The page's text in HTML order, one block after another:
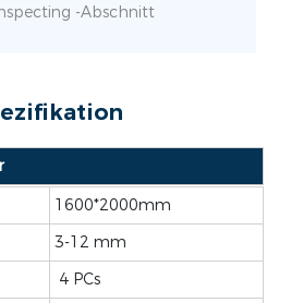
-Abschnitt
1600*2000mm
3-12 mm
4 PCs